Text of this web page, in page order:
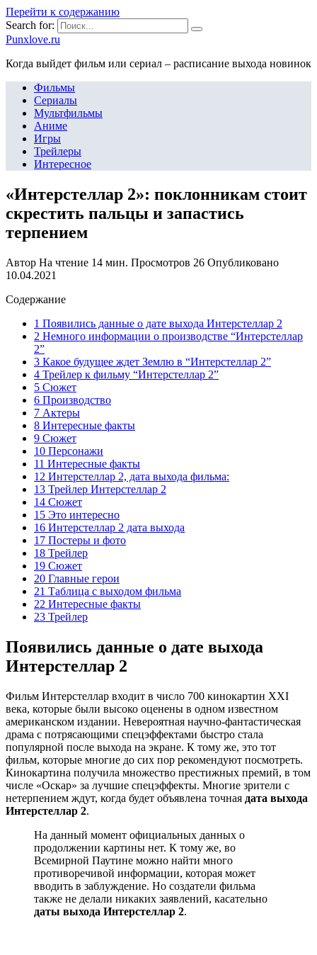
Перейти к содержанию
Search for:
Punxlove.ru
Когда выйдет фильм или сериал – расписание выхода новинок
Фильмы
Сериалы
Мультфильмы
Аниме
Игры
Трейлеры
Интересное
«Интерстеллар 2»: поклонникам стоит
скрестить пальцы и запастись
терпением
Автор На чтение 14 мин. Просмотров 26 Опубликовано
10.04.2021
Содержание
1 Появились данные о дате выхода Интерстеллар 2
2 Немного информации о производстве “Интерстеллар
2”
3 Какое будущее ждет Землю в “Интерстеллар 2”
4 Трейлер к фильму “Интерстеллар 2”
5 Сюжет
6 Производство
7 Актеры
8 Интересные факты
9 Сюжет
10 Персонажи
11 Интересные факты
12 Интерстеллар 2, дата выхода фильма:
13 Трейлер Интерстеллар 2
14 Сюжет
15 Это интересно
16 Интерстеллар 2 дата выхода
17 Постеры и фото
18 Трейлер
19 Сюжет
20 Главные герои
21 Таблица с выходом фильма
22 Интересные факты
23 Трейлер
Появились данные о дате выхода
Интерстеллар 2
Фильм Интерстеллар входит в число 700 кинокартин XXI
века, которые были высоко оценены в одном известном
американском издании. Невероятная научно-фантастическая
драма с потрясающими спецэффектами быстро стала
популярной после выхода на экране. К тому же, это тот
фильм, которые многие до сих пор рекомендуют посмотреть.
Кинокартина получила множество престижных премий, в том
числе «Оскар» за лучшие спецэффекты. Многие зрители с
нетерпением ждут, когда будет объявлена точная дата выхода
Интерстеллар 2.
На данный момент официальных данных о
продолжении картины нет. К тому же, во
Всемирной Паутине можно найти много
противоречивой информации, которая может
вводить в заблуждение. Но создатели фильма
также не делали никаких заявлений, касательно
даты выхода Интерстеллар 2.